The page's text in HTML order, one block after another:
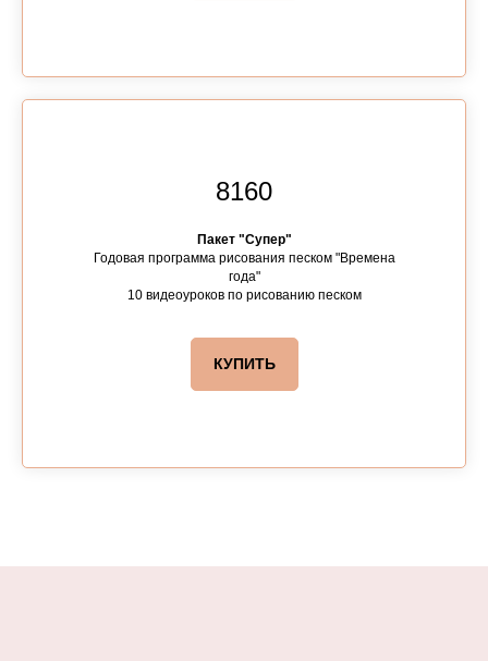
8160
Пакет "Супер"
Годовая программа рисования песком "Времена
года"
10 видеоуроков по рисованию песком
КУПИТЬ